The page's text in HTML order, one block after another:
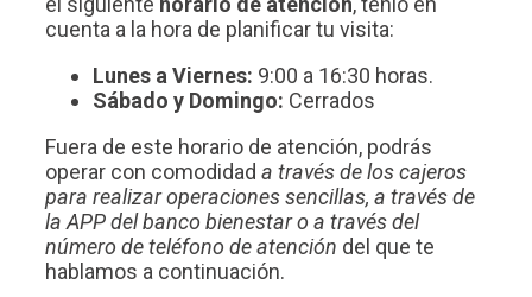
cuenta a la hora de planificar tu visita:
Lunes a Viernes: 9:00 a 16:30 horas.
Sábado y Domingo: Cerrados
Fuera de este horario de atención, podrás
operar con comodidad a través de los cajeros
para realizar operaciones sencillas, a través de
la APP del banco bienestar o a través del
número de teléfono de atención del que te
hablamos a continuación.